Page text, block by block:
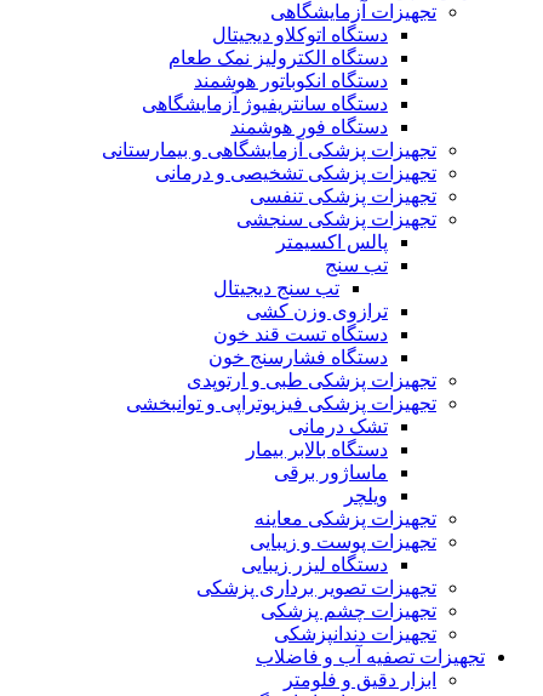
تجهیزات آزمایشگاهی
دستگاه اتوکلاو دیجیتال
دستگاه الکترولیز نمک طعام
دستگاه انکوباتور هوشمند
دستگاه سانتریفیوژ آزمایشگاهی
دستگاه فور هوشمند
تجهیزات پزشکی آزمایشگاهی و بیمارستانی
تجهیزات پزشکی تشخیصی و درمانی
تجهیزات پزشکی تنفسی
تجهیزات پزشکی سنجشی
پالس اکسیمتر
تب سنج
تب سنج دیجیتال
ترازوی وزن کشی
دستگاه تست قند خون
دستگاه فشارسنج خون
تجهیزات پزشکی طبی و ارتوپدی
تجهیزات پزشکی فیزیوتراپی و توانبخشی
تشک درمانی
دستگاه بالابر بیمار
ماساژور برقی
ویلچر
تجهیزات پزشکی معاینه
تجهیزات پوست و زیبایی
دستگاه لیزر زیبایی
تجهیزات تصویر برداری پزشکی
تجهیزات چشم پزشکی
تجهیزات دندانپزشکی
تجهیزات تصفیه آب و فاضلاب
ابزار دقیق و فلومتر